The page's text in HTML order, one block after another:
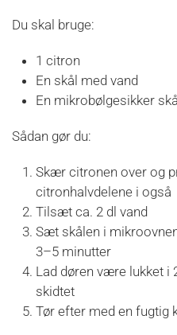
Du skal bruge:
1 citron
En skål med vand
En mikrobølgesikker
Sådan gør du:
Skær citronen over og
citronhalvdelene i også
Tilsæt ca. 2 dl vand
Sæt skålen i
3–5 minutter
Lad døren være lukket i
skidtet
Tør efter med en fugtig